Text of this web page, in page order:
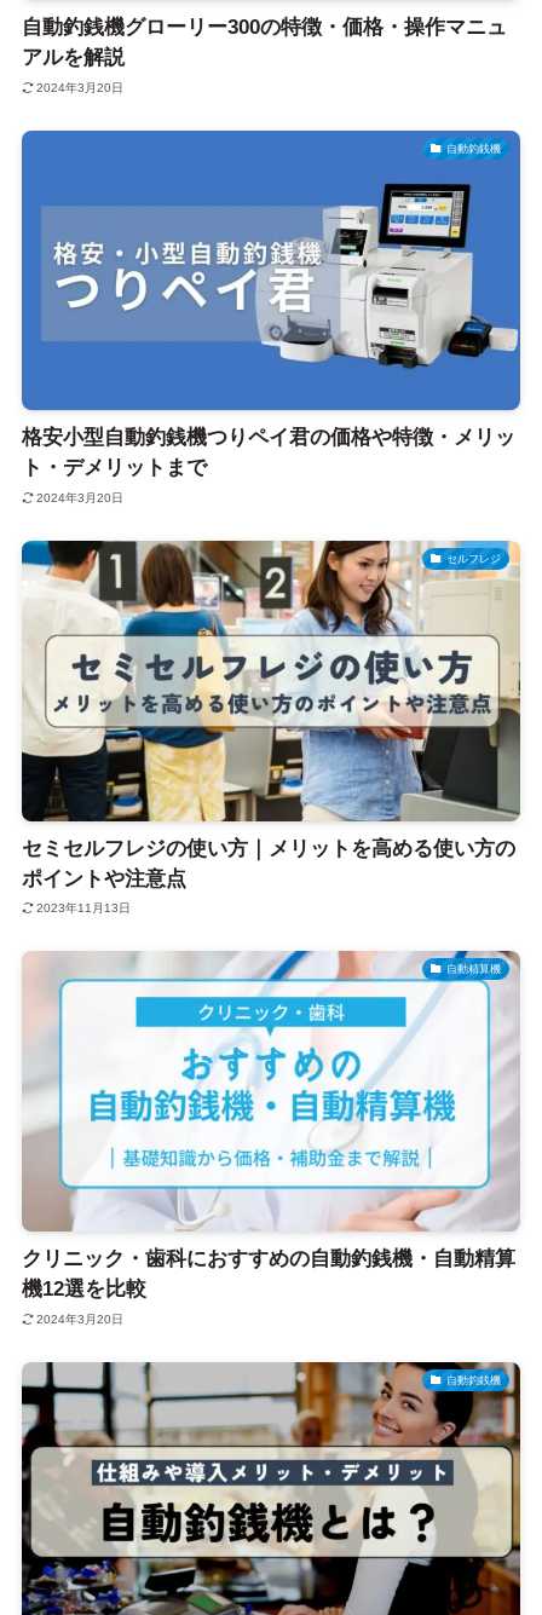
自動釣銭機グローリー300の特徴・価格・操作マニュ
アルを解説
2024年3月20日
自動釣銭機
格安小型自動釣銭機つりペイ君の価格や特徴・メリッ
ト・デメリットまで
2024年3月20日
セルフレジ
セミセルフレジの使い方｜メリットを高める使い方の
ポイントや注意点
2023年11月13日
自動精算機
クリニック・歯科におすすめの自動釣銭機・自動精算
機12選を比較
2024年3月20日
自動釣銭機